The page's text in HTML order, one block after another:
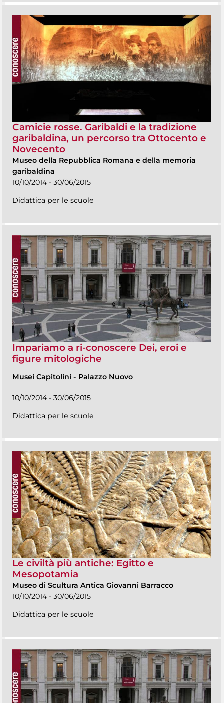
Camicie rosse. Garibaldi e la tradizione
garibaldina, un percorso tra Ottocento e
Novecento
Museo della Repubblica Romana e della memoria
garibaldina
10/10/2014 - 30/06/2015
Didattica per le scuole
Impariamo a ri-conoscere Dei, eroi e
figure mitologiche
Musei Capitolini - Palazzo Nuovo
10/10/2014 - 30/06/2015
Didattica per le scuole
Le civiltà più antiche: Egitto e
Mesopotamia
Museo di Scultura Antica Giovanni Barracco
10/10/2014 - 30/06/2015
Didattica per le scuole